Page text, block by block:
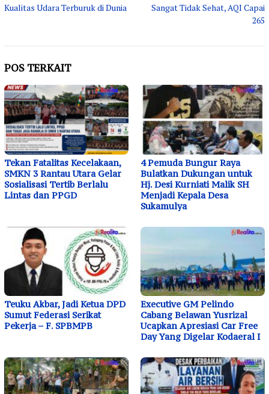
Kualitas Udara Terburuk di Dunia
Sangat Tidak Sehat, AQI Capai
265
POS TERKAIT
Tekan Fatalitas Kecelakaan,
SMKN 3 Rantau Utara Gelar
Sosialisasi Tertib Berlalu
Lintas dan PPGD
4 Pemuda Bungur Raya
Bulatkan Dukungan untuk
Hj. Desi Kurniati Malik SH
Menjadi Kepala Desa
Sukamulya
Teuku Akbar, Jadi Ketua DPD
Sumut Federasi Serikat
Pekerja – F. SPBMPB
Executive GM Pelindo
Cabang Belawan Yusrizal
Ucapkan Apresiasi Car Free
Day Yang Digelar Kodaeral I